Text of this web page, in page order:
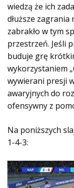
wiedzą że ich
dłuższe
zabrakło w tym
przestrzeń. Jeśli
buduje grę
wykorzystaniem
wywierani presji
awaryjnych do
ofensywny z
Na poniższych
1-4-3: